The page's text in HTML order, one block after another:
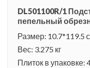
DL501100R/1
пепельный
Размер: 10.7*119.5
Вес: 3.275 кг
Плиток в упаковке: